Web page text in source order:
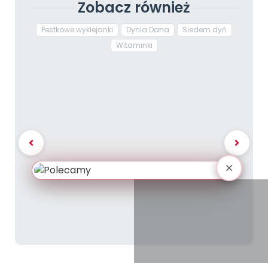
Zobacz również
Pestkowe wyklejanki Dynia Dana
Siedem dyń
Witaminki